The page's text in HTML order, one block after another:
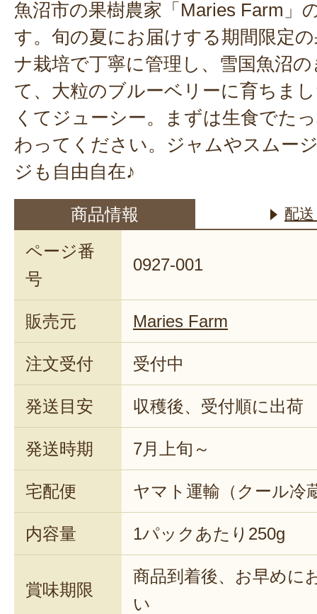
魚沼市の果樹農家「Maries Farm」
す。旬の夏にお届けする期間限定
ナ栽培で丁寧に管理し、雪国魚沼
て、大粒のブルーベリーに育ちま
くてジューシー。まずは生食でた
わってください。ジャムやスムー
ジも自由自在♪
商品情報 配
ページ番
号
0927-001
販売元 Maries Farm
注文受付 受付中
発送目安 収穫後、受付順に出荷
発送時期 7月上旬～
宅配便 ヤマト運輸（クール冷
内容量 1パックあたり250g
賞味期限
商品到着後、お早めに
い